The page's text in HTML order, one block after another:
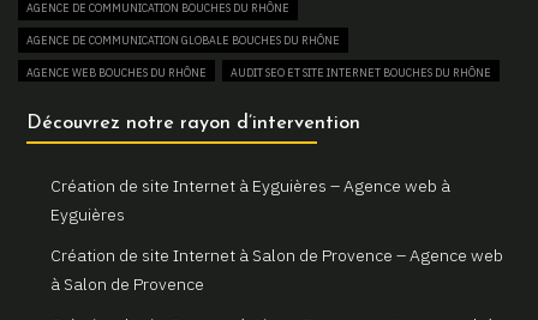
Gemini Web, votre agence web à Martigues
Un site web sur mesure pour votre activité à Aix en Provence
Provence
AGENCE DE COMMUNICATION BOUCHES DU RHÔNE
AGENCE DE COMMUNICATION GLOBALE BOUCHES DU RHÔNE
AGENCE WEB BOUCHES DU RHÔNE AUDIT SEO ET SITE INTERNET BOUCHES DU RHÔNE
Découvrez notre rayon d’intervention
Création de site Internet à Eyguières – Agence web à
Eyguières
Création de site Internet à Salon de Provence – Agence web
à Salon de Provence